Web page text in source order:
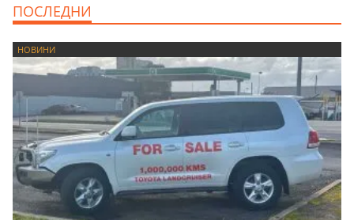
ПОСЛЕДНИ
НОВИНИ